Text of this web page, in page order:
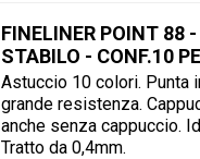
FINELINER POINT 88
STABILO - CONF.10
Astuccio 10 colori. Punta
grande resistenza.
anche senza cappuccio.
Tratto da 0,4mm.